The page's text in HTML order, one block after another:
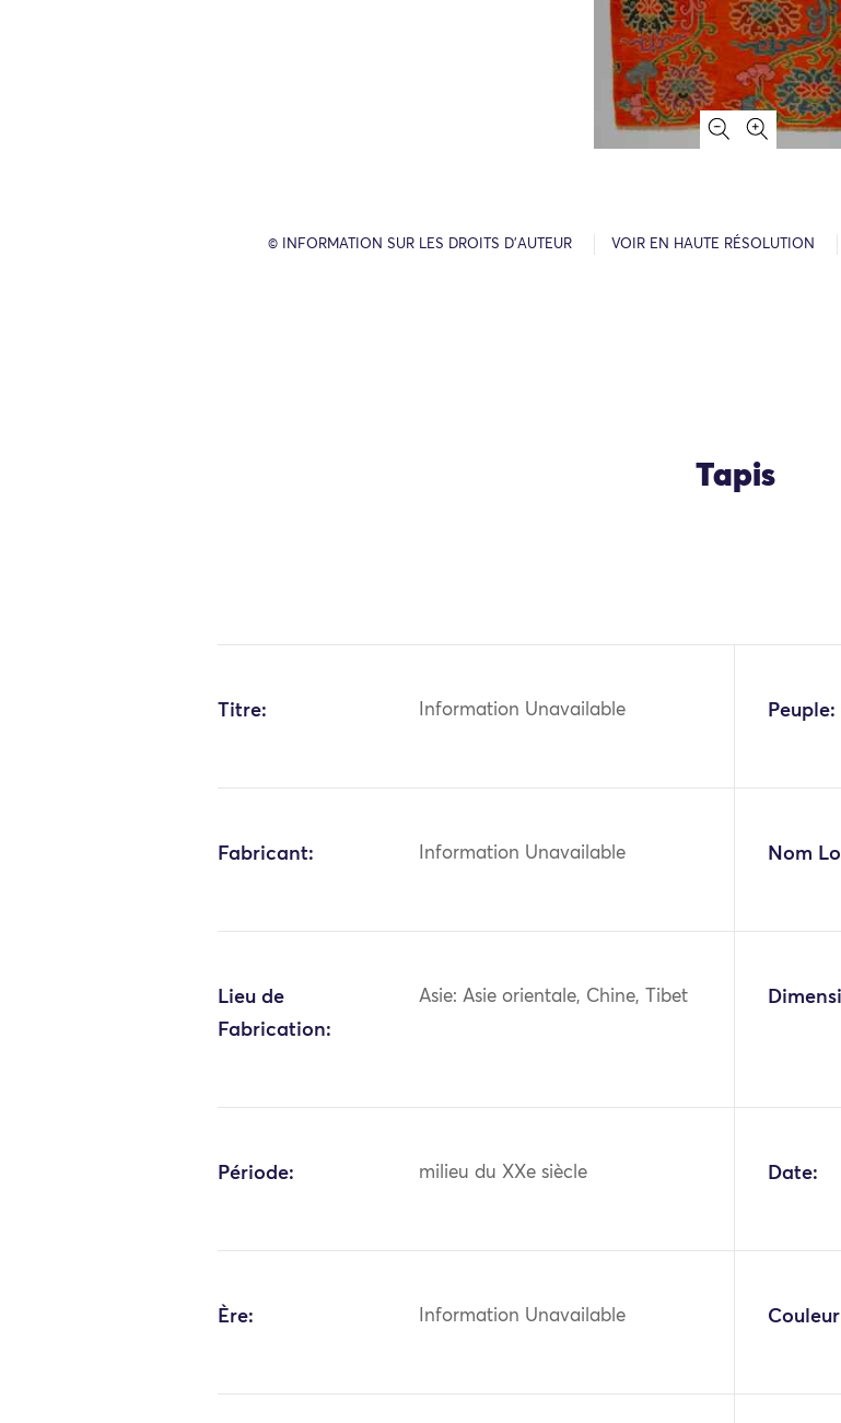
© INFORMATION SUR LES DROITS D’AUTEUR VOIR EN HAUTE RÉSOLUTION
Tapis
Titre: Information Unavailable Peuple:
Fabricant: Information Unavailable Nom
Lieu de
Fabrication:
Asie: Asie orientale, Chine, Tibet
Période: milieu du XXe siècle Date:
Ère: Information Unavailable